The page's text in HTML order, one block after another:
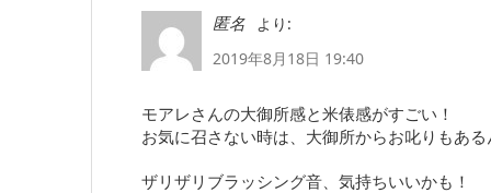
匿名
より:
2019年8月18日 19:40
モアレさんの大御所感と米俵感がすごい！
お気に召さない時は、大御所からお叱りもあ
ザリザリブラッシング音、気持ちいいかも！